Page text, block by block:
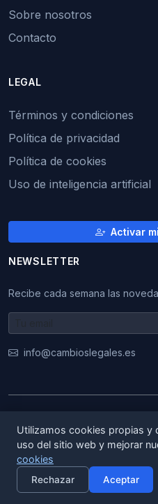
Sobre nosotros
Contacto
LEGAL
Términos y condiciones
Política de privacidad
Política de cookies
Uso de inteligencia artificial
Activar
NEWSLETTER
Recibe cada semana las
info@cambioslegales.es
ES|EN
Utilizamos cookies propias y
uso del sitio web y mejorar
cookies
Rechazar Aceptar